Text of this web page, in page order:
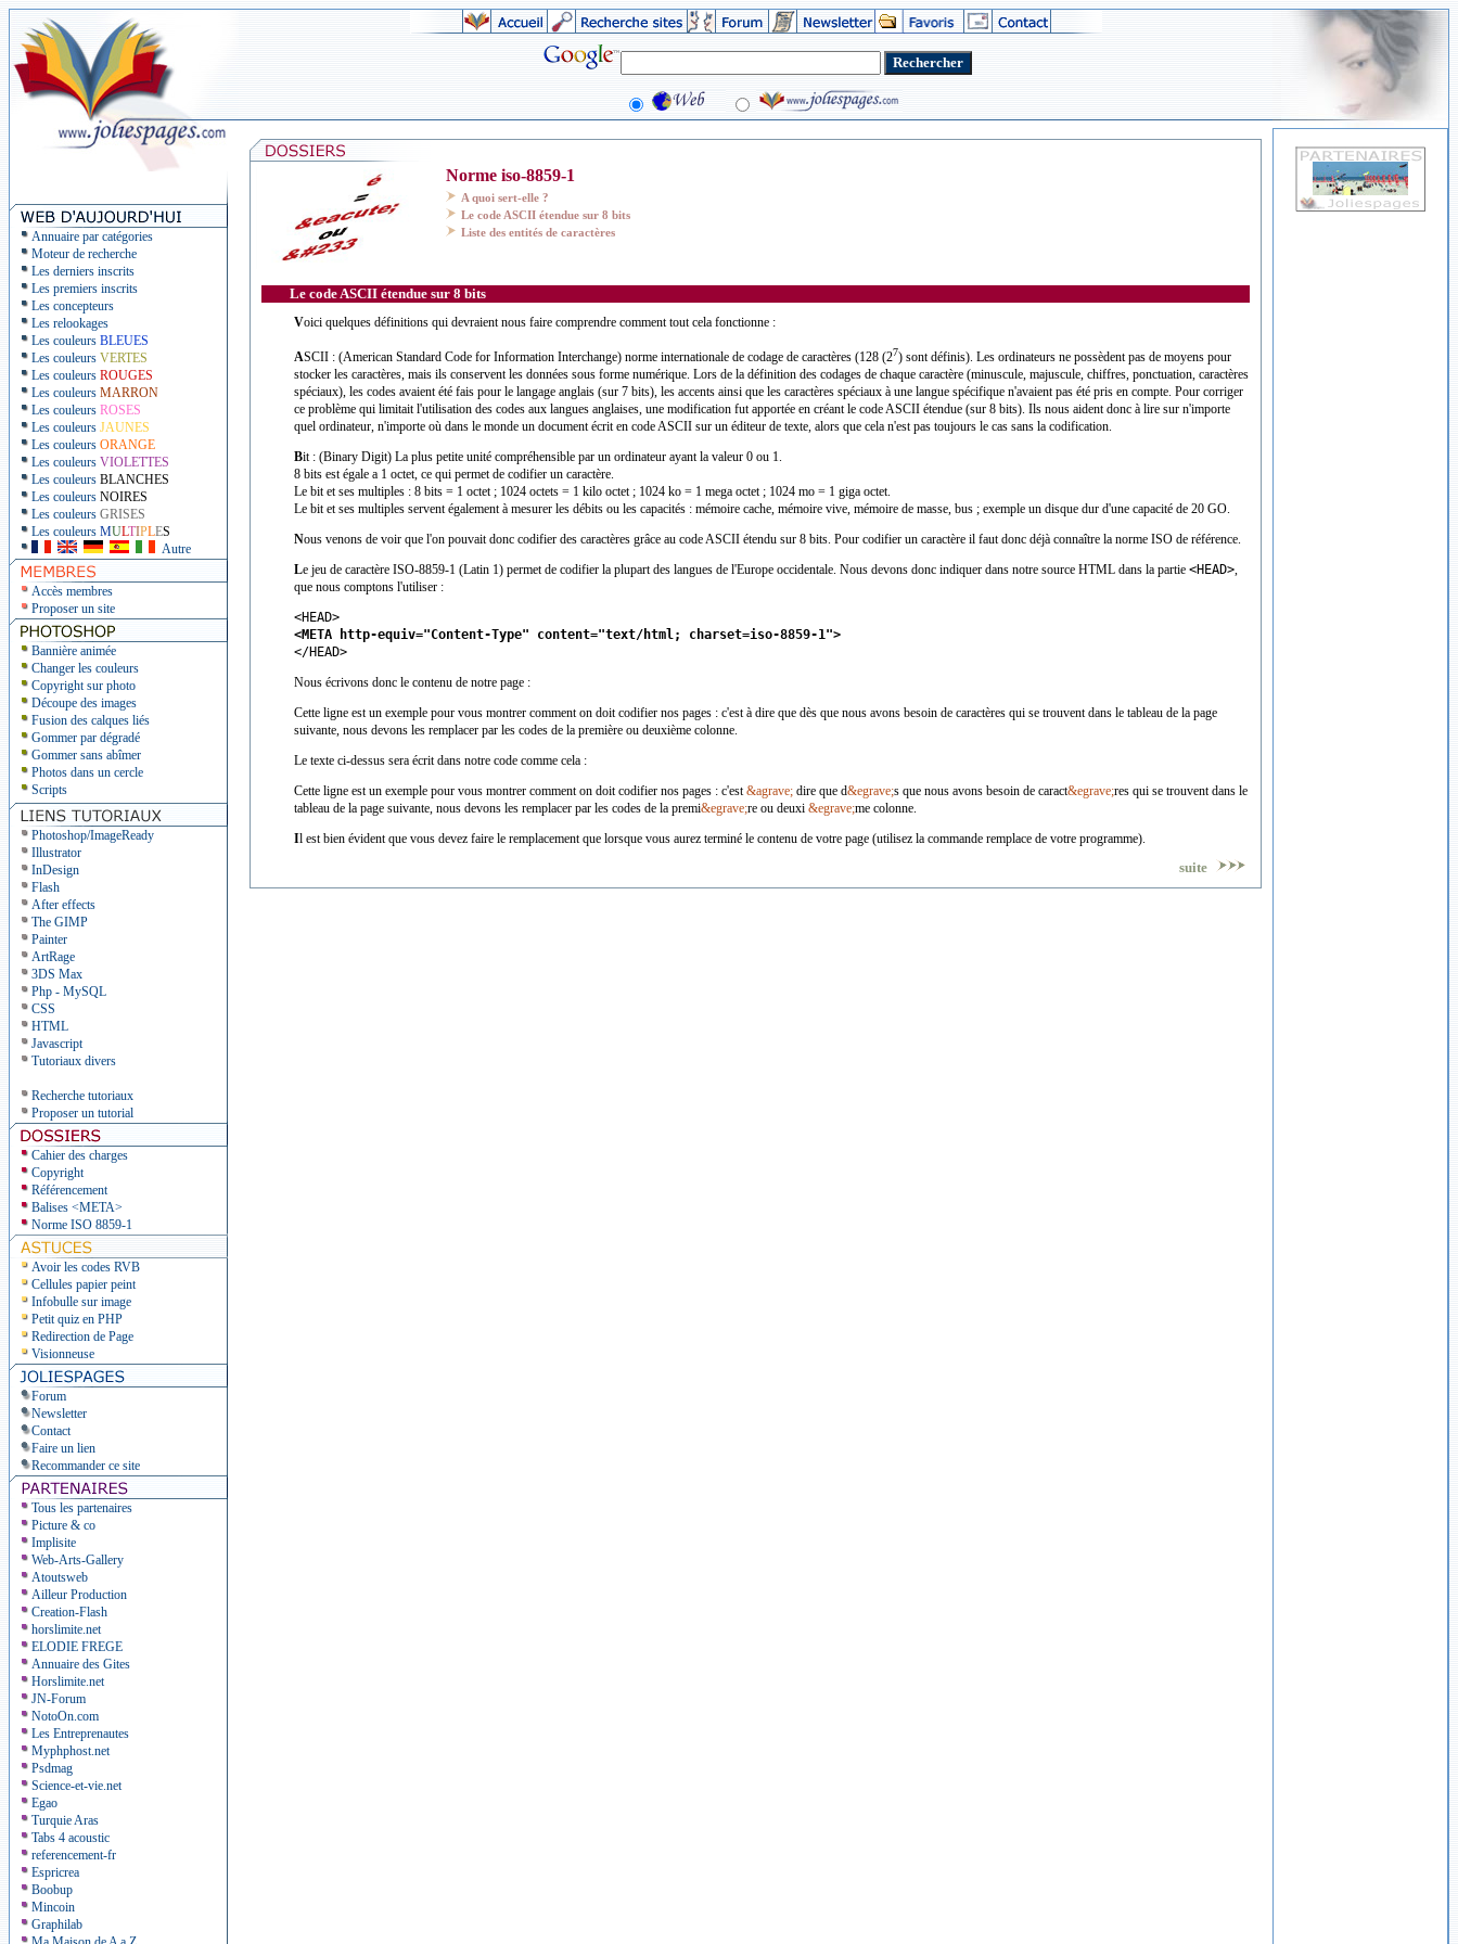
Annuaire par catégories
Moteur de recherche
Les derniers inscrits
Les premiers inscrits
Les concepteurs
Les relookages
Les couleurs BLEUES
Les couleurs VERTES
Les couleurs ROUGES
Les couleurs MARRON
Les couleurs ROSES
Les couleurs JAUNES
Les couleurs ORANGE
Les couleurs VIOLETTES
Les couleurs BLANCHES
Les couleurs NOIRES
Les couleurs GRISES
Les couleurs MULTIPLES
Autre
Accès membres
Proposer un site
Bannière animée
Changer les couleurs
Copyright sur photo
Découpe des images
Fusion des calques liés
Gommer par dégradé
Gommer sans abîmer
Photos dans un cercle
Scripts
Photoshop/ImageReady
Illustrator
InDesign
Flash
After effects
The GIMP
Painter
ArtRage
3DS Max
Php - MySQL
CSS
HTML
Javascript
Tutoriaux divers
Recherche tutoriaux
Proposer un tutorial
Cahier des charges
Copyright
Référencement
Balises <META>
Norme ISO 8859-1
Avoir les codes RVB
Cellules papier peint
Infobulle sur image
Petit quiz en PHP
Redirection de Page
Visionneuse
Forum
Newsletter
Contact
Faire un lien
Recommander ce site
Tous les partenaires
Picture & co
Implisite
Web-Arts-Gallery
Atoutsweb
Ailleur Production
Creation-Flash
horslimite.net
ELODIE FREGE
Annuaire des Gites
Horslimite.net
JN-Forum
NotoOn.com
Les Entreprenautes
Myphphost.net
Psdmag
Science-et-vie.net
Egao
Turquie Aras
Tabs 4 acoustic
referencement-fr
Espricrea
Boobup
Mincoin
Graphilab
Norme iso-8859-1
A quoi sert-elle ?
Le code ASCII étendue sur 8 bits
Liste des entités de caractères
Le code ASCII étendue sur 8 bits
Voici quelques définitions qui devraient nous faire comprendre comment tout cela fonctionne :
ASCII : (American Standard Code for Information Interchange) norme internationale de codage de caractères (128 (27) sont définis). Les ordinateurs ne possèdent pas de moyens pour
stocker les caractères, mais ils conservent les données sous forme numérique. Lors de la définition des codages de chaque caractère (minuscule, majuscule, chiffres, ponctuation, caractères
spéciaux), les codes avaient été fais pour le langage anglais (sur 7 bits), les accents ainsi que les caractères spéciaux à une langue spécifique n'avaient pas été pris en compte. Pour corriger
ce problème qui limitait l'utilisation des codes aux langues anglaises, une modification fut apportée en créant le code ASCII étendue (sur 8 bits). Ils nous aident donc à lire sur n'importe
quel ordinateur, n'importe où dans le monde un document écrit en code ASCII sur un éditeur de texte, alors que cela n'est pas toujours le cas sans la codification.
Bit : (Binary Digit) La plus petite unité compréhensible par un ordinateur ayant la valeur 0 ou 1.
8 bits est égale a 1 octet, ce qui permet de codifier un caractère.
Le bit et ses multiples : 8 bits = 1 octet ; 1024 octets = 1 kilo octet ; 1024 ko = 1 mega octet ; 1024 mo = 1 giga octet.
Le bit et ses multiples servent également à mesurer les débits ou les capacités : mémoire cache, mémoire vive, mémoire de masse, bus ; exemple un disque dur d'une capacité de 20 GO.
Nous venons de voir que l'on pouvait donc codifier des caractères grâce au code ASCII étendu sur 8 bits. Pour codifier un caractère il faut donc déjà connaître la norme ISO de référence.
Le jeu de caractère ISO-8859-1 (Latin 1) permet de codifier la plupart des langues de l'Europe occidentale. Nous devons donc indiquer dans notre source HTML dans la partie <HEAD>,
que nous comptons l'utiliser :
<HEAD>
<META http-equiv="Content-Type" content="text/html; charset=iso-8859-1">
</HEAD>
Nous écrivons donc le contenu de notre page :
Cette ligne est un exemple pour vous montrer comment on doit codifier nos pages : c'est à dire que dès que nous avons besoin de caractères qui se trouvent dans le tableau de la page
suivante, nous devons les remplacer par les codes de la première ou deuxième colonne.
Le texte ci-dessus sera écrit dans notre code comme cela :
Cette ligne est un exemple pour vous montrer comment on doit codifier nos pages : c'est&agrave; dire que d&egrave;s que nous avons besoin de caract&egrave;res qui se trouvent dans le
tableau de la page suivante, nous devons les remplacer par les codes de la premi&egrave;re ou deuxi &egrave;me colonne.
Il est bien évident que vous devez faire le remplacement que lorsque vous aurez terminé le contenu de votre page (utilisez la commande remplace de votre programme).
suite